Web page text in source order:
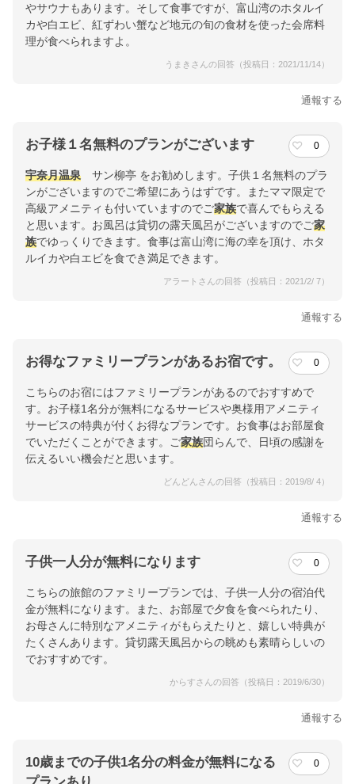
やサウナもあります。そして食事ですが、富山湾のホタルイ
カや白エビ、紅ずわい蟹など地元の旬の食材を使った会席料
理が食べられますよ。
うまきさんの回答（投稿日：2021/11/14）
通報する
お子様１名無料のプランがございます 0
宇奈月温泉 サン柳亭 をお勧めします。子供１名無料のプラ
ンがございますのでご希望にあうはずです。またママ限定で
高級アメニティも付いていますのでご家族で喜んでもらえる
と思います。お風呂は貸切の露天風呂がございますのでご家
族でゆっくりできます。食事は富山湾に海の幸を頂け、ホタ
ルイカや白エビを食でき満足できます。
アラートさんの回答（投稿日：2021/2/ 7）
通報する
お得なファミリープランがあるお宿です。 0
こちらのお宿にはファミリープランがあるのでおすすめで
す。お子様1名分が無料になるサービスや奥様用アメニティ
サービスの特典が付くお得なプランです。お食事はお部屋食
でいただくことができます。ご家族団らんで、日頃の感謝を
伝えるいい機会だと思います。
どんどんさんの回答（投稿日：2019/8/ 4）
通報する
子供一人分が無料になります 0
こちらの旅館のファミリープランでは、子供一人分の宿泊代
金が無料になります。また、お部屋で夕食を食べられたり、
お母さんに特別なアメニティがもらえたりと、嬉しい特典が
たくさんあります。貸切露天風呂からの眺めも素晴らしいの
でおすすめです。
からすさんの回答（投稿日：2019/6/30）
通報する
10歳までの子供1名分の料金が無料になる
0